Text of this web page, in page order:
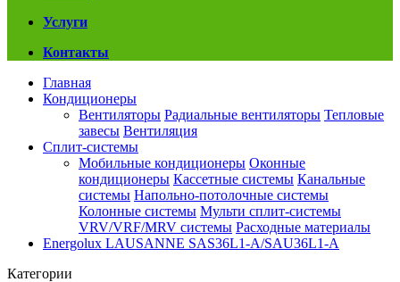
Услуги
Контакты
Главная
Кондиционеры
Вентиляторы Радиальные вентиляторы Тепловые
завесы Вентиляция
Сплит-системы
Мобильные кондиционеры Оконные
кондиционеры Кассетные системы Канальные
системы Напольно-потолочные системы
Колонные системы Мульти сплит-системы
VRV/VRF/MRV системы Расходные материалы
Energolux LAUSANNE SAS36L1-A/SAU36L1-A
Категории